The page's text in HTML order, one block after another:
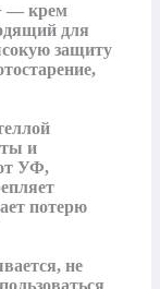
— крем
для
защиту
и
УФ,
потерю
не